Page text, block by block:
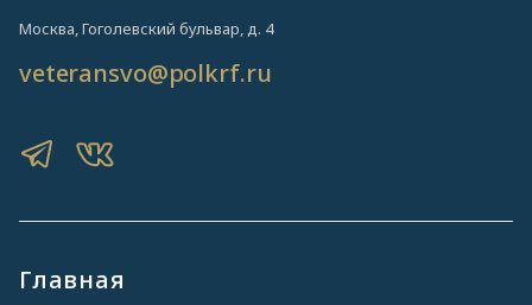
Главная
Москва, Гоголевский бульвар, д. 4
veteransvo@polkrf.ru